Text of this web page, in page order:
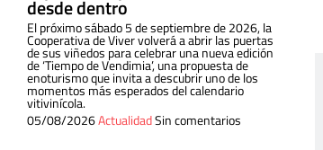
desde dentro
El próximo sábado 5 de septiembre de 2026, la
Cooperativa de Viver volverá a abrir las puertas
de sus viñedos para celebrar una nueva edición
de ‘Tiempo de Vendimia’, una propuesta de
enoturismo que invita a descubrir uno de los
momentos más esperados del calendario
vitivinícola.
05/08/2026ActualidadSin comentarios